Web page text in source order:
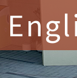
校參